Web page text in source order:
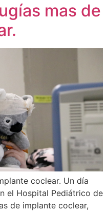
mas de
coclear. Un día
el Hospital Pediátrico de
de implante coclear,